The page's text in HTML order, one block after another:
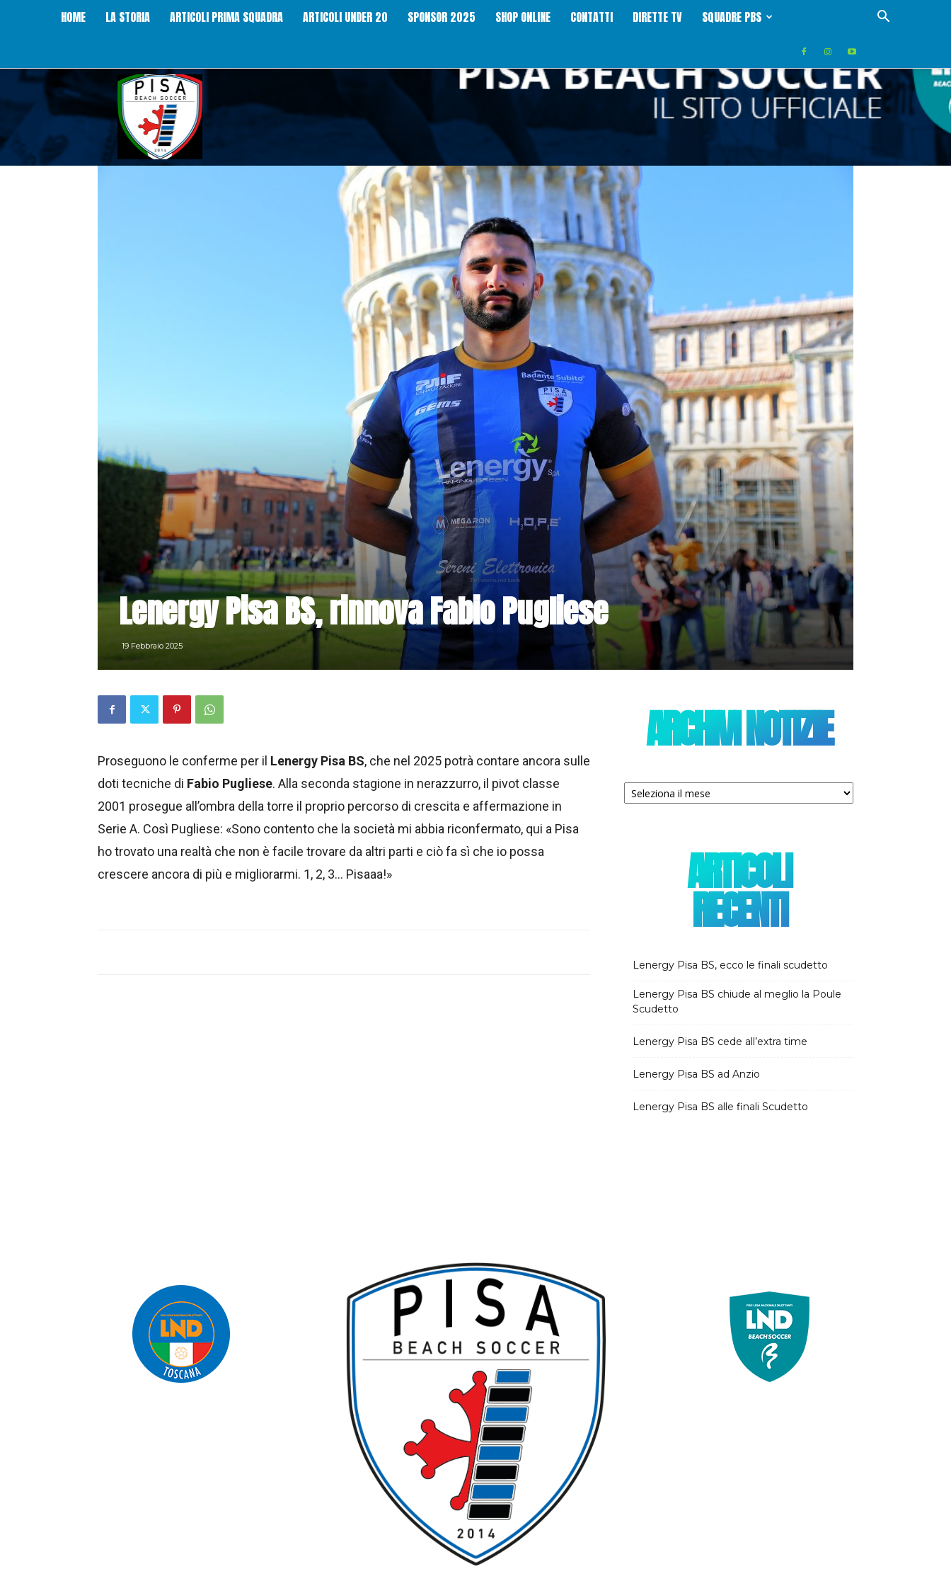
HOME LA STORIA ARTICOLI PRIMA SQUADRA ARTICOLI UNDER 20 SPONSOR 2025 SHOP ONLINE CONTATTI DIRETTE TV SQUADRE PBS
Pisa
Beach
Soccer
Lenergy Pisa BS, rinnova Fabio Pugliese
19 Febbraio 2025
Proseguono le conferme per il Lenergy Pisa BS, che nel 2025 potrà contare ancora sulle
doti tecniche di Fabio Pugliese. Alla seconda stagione in nerazzurro, il pivot classe
2001 prosegue all’ombra della torre il proprio percorso di crescita e affermazione in
Serie A. Così Pugliese: «Sono contento che la società mi abbia riconfermato, qui a Pisa
ho trovato una realtà che non è facile trovare da altri parti e ciò fa sì che io possa
crescere ancora di più e migliorarmi. 1, 2, 3… Pisaaa!»
ARCHIVI NOTIZIE
Archivi
notizie
ARTICOLI
RECENTI
Lenergy Pisa BS, ecco le finali scudetto
Lenergy Pisa BS chiude al meglio la Poule
Scudetto
Lenergy Pisa BS cede all’extra time
Lenergy Pisa BS ad Anzio
Lenergy Pisa BS alle finali Scudetto